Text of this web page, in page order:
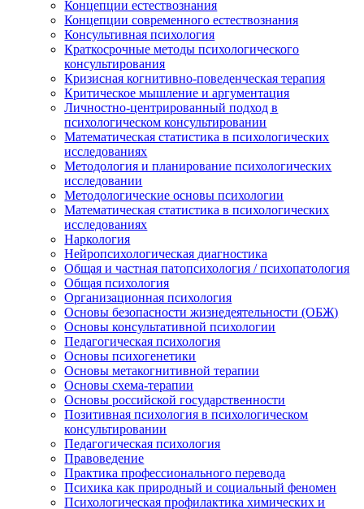
Концепции естествознания
Концепции современного естествознания
Консультивная психология
Краткосрочные методы психологического
консультирования
Кризисная когнитивно-поведенческая терапия
Критическое мышление и аргументация
Личностно-центрированный подход в
психологическом консультировании
Математическая статистика в психологических
исследованиях
Методология и планирование психологических
исследовании
Методологические основы психологии
Математическая статистика в психологических
исследованиях
Наркология
Нейропсихологическая диагностика
Общая и частная патопсихология / психопатология
Общая психология
Организационная психология
Основы безопасности жизнедеятельности (ОБЖ)
Основы консультативной психологии
Педагогическая психология
Основы психогенетики
Основы метакогнитивной терапии
Основы схема-терапии
Основы российской государственности
Позитивная психология в психологическом
консультировании
Педагогическая психология
Правоведение
Практика профессионального перевода
Психика как природный и социальный феномен
Психологическая профилактика химических и